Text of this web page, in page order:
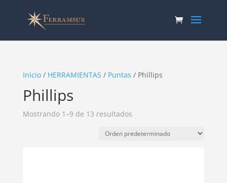
Inicio/ HERRAMIENTAS / Puntas / Phillips
Phillips
Mostrando 1–9 de 13 resultados